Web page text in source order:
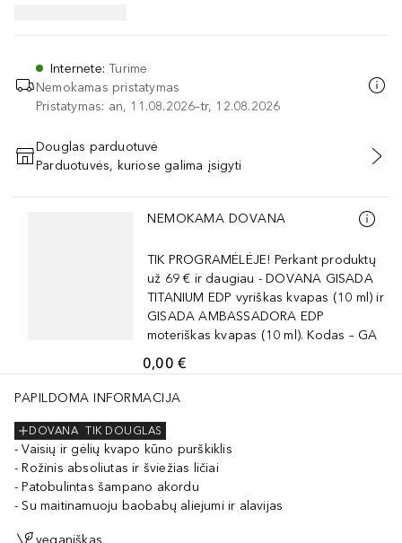
Internete:Turime
Nemokamas pristatymas
Pristatymas: an, 11.08.2026–tr, 12.08.2026
PRIDĖTI Į KREPŠELĮ
Douglas parduotuvė
Parduotuvės, kuriose galima įsigyti
Praleisti slankiklį
NEMOKAMA DOVANA
TIK PROGRAMĖLĖJE! Perkant produktų
už 69 € ir daugiau - DOVANA GISADA
TITANIUM EDP vyriškas kvapas (10 ml) ir
GISADA AMBASSADORA EDP
moteriškas kvapas (10 ml). Kodas – GA
0,00 €
PAPILDOMA INFORMACIJA
TIK DOUGLAS
DOVANA
Vaisių ir gėlių kvapo kūno purškiklis
Rožinis absoliutas ir šviežias ličiai
Patobulintas šampano akordu
Su maitinamuoju baobabų aliejumi ir alavijas